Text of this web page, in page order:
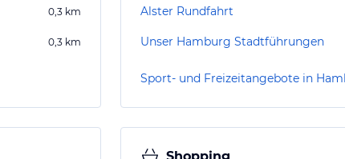
0,3 km
0,3 km
Alster Rundfahrt
Unser Hamburg Stadtführungen
Sport- und Freizeitangebote in